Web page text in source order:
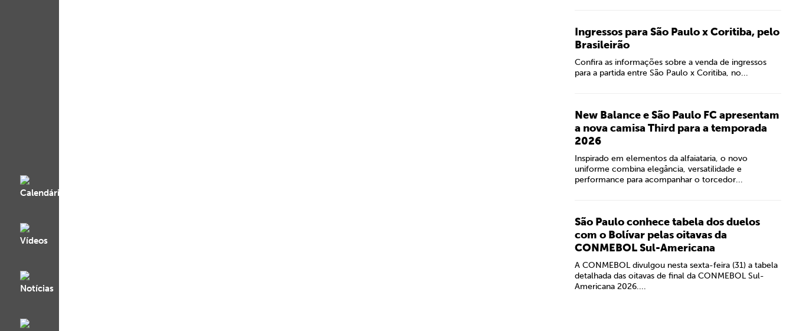
Ingressos para São Paulo x Coritiba, pelo
Brasileirão
Confira as informações sobre a venda de ingressos
para a partida entre São Paulo x Coritiba, no...
New Balance e São Paulo FC apresentam
a nova camisa Third para a temporada
2026
Inspirado em elementos da alfaiataria, o novo
uniforme combina elegância, versatilidade e
performance para acompanhar o torcedor...
São Paulo conhece tabela dos duelos
com o Bolívar pelas oitavas da
CONMEBOL Sul-Americana
A CONMEBOL divulgou nesta sexta-feira (31) a tabela
detalhada das oitavas de final da CONMEBOL Sul-
Americana 2026....